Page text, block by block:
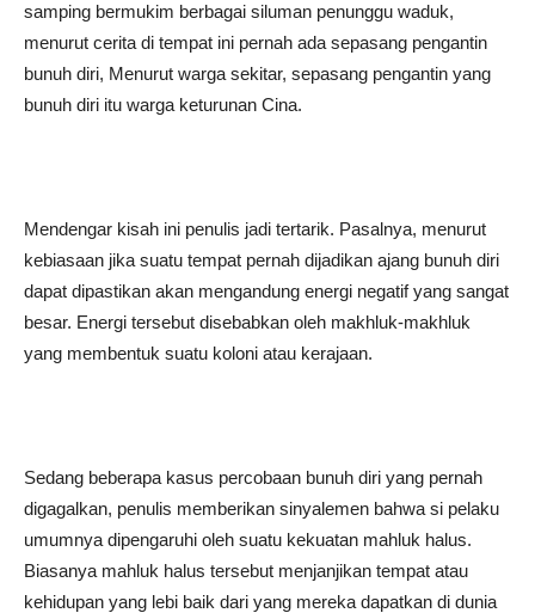
samping bermukim berbagai siluman penunggu waduk,
menurut cerita di tempat ini pernah ada sepasang pengantin
bunuh diri, Menurut warga sekitar, sepasang pengantin yang
bunuh diri itu warga keturunan Cina.
Mendengar kisah ini penulis jadi tertarik. Pasalnya, menurut
kebiasaan jika suatu tempat pernah dijadikan ajang bunuh diri
dapat dipastikan akan mengandung energi negatif yang sangat
besar. Energi tersebut disebabkan oleh makhluk-makhluk
yang membentuk suatu koloni atau kerajaan.
Sedang beberapa kasus percobaan bunuh diri yang pernah
digagalkan, penulis memberikan sinyalemen bahwa si pelaku
umumnya dipengaruhi oleh suatu kekuatan mahluk halus.
Biasanya mahluk halus tersebut menjanjikan tempat atau
kehidupan yang lebi baik dari yang mereka dapatkan di dunia